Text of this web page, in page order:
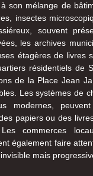
son mélange de
insectes
souvent
les archives
étagères de livres
résidentiels de
de la Place Jean
Les systèmes de
modernes,
papiers ou des
Les commerces
également faire
mais